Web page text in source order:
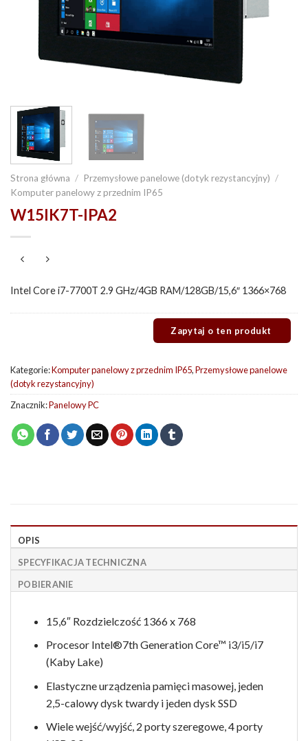
Strona główna / Przemysłowe panelowe (dotyk rezystancyjny) /
Komputer panelowy z przednim IP65
W15IK7T-IPA2
Intel Core i7-7700T 2.9 GHz/4GB RAM/128GB/15,6″ 1366×768
Kategorie:Komputer panelowy z przednim IP65,Przemysłowe panelowe
(dotyk rezystancyjny)
Znacznik:Panelowy PC
OPIS
SPECYFIKACJA TECHNICZNA
POBIERANIE
15,6″ Rozdzielczość 1366 x 768
Procesor Intel®7th Generation Core™ i3/i5/i7
(Kaby Lake)
Elastyczne urządzenia pamięci masowej, jeden
2,5-calowy dysk twardy i jeden dysk SSD
Wiele wejść/wyjść, 2 porty szeregowe, 4 porty